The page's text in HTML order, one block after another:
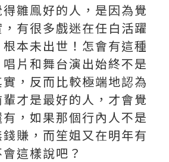
雛鳯好的人，是因為覺
有很多戲迷在任白活躍
本未出世！怎會有這種
片和舞台演出始終不是
，反而比較極端地認為
才是最好的人，才會覺
，如果那個行內人不是
賺，而笙姐又在明年有
這樣說吧？